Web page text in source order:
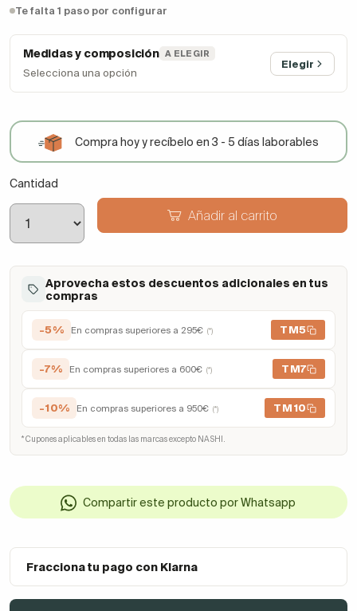
Te falta 1 paso por configurar
Medidas y composición A ELEGIR
Selecciona una opción
Elegir
Compra hoy y recíbelo en 3 - 5 días laborables
Cantidad
Añadir al carrito
Aprovecha estos descuentos adicionales en tus
compras
-5% En compras superiores a 295€ (*) TM5
-7% En compras superiores a 600€ (*) TM7
-10% En compras superiores a 950€ (*) TM10
* Cupones aplicables en todas las marcas excepto NASHI.
Compartir este producto por Whatsapp
Fracciona tu pago con Klarna